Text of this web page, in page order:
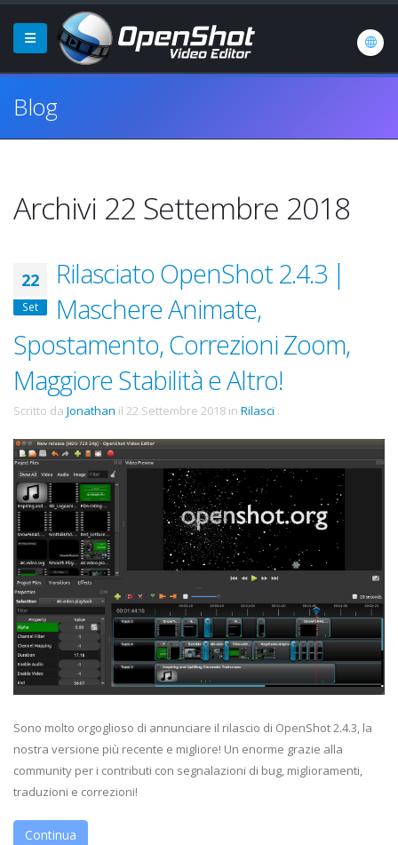
Blog
Archivi 22 Settembre 2018
22
Set
Rilasciato OpenShot 2.4.3 |
Maschere Animate,
Spostamento, Correzioni Zoom,
Maggiore Stabilità e Altro!
Scritto da Jonathan il 22 Settembre 2018 in Rilasci .
Sono molto orgoglioso di annunciare il rilascio di OpenShot 2.4.3, la
nostra versione più recente e migliore! Un enorme grazie alla
community per i contributi con segnalazioni di bug, miglioramenti,
traduzioni e correzioni!
Continua